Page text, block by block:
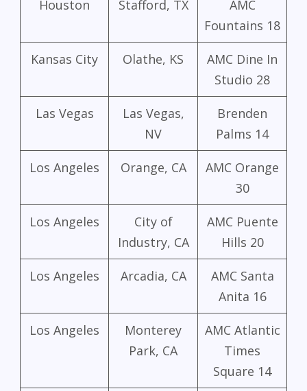
Houston Stafford, TX
AMC
Fountains 18
Kansas City Olathe, KS
AMC Dine In
Studio 28
Las Vegas
Las Vegas,
NV
Brenden
Palms 14
Los Angeles Orange, CA
AMC Orange
30
Los Angeles
City of
Industry, CA
AMC Puente
Hills 20
Los Angeles Arcadia, CA
AMC Santa
Anita 16
Los Angeles
Monterey
Park, CA
AMC Atlantic
Times
Square 14